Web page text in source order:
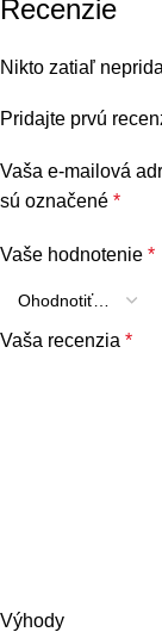
Recenzie
Nikto zatiaľ
Pridajte prvú
Vaša e-mailová
sú označené *
Vaše hodnotenie *
Vaša recenzia *
Výhody